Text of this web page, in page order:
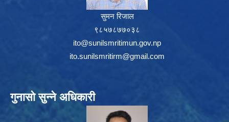
सुमन रिजाल
९८५७८७७०३८
ito@sunilsmritimun.gov.np
ito.sunilsmritirm@gmail.com
गुनासो सुन्ने अधिकारी